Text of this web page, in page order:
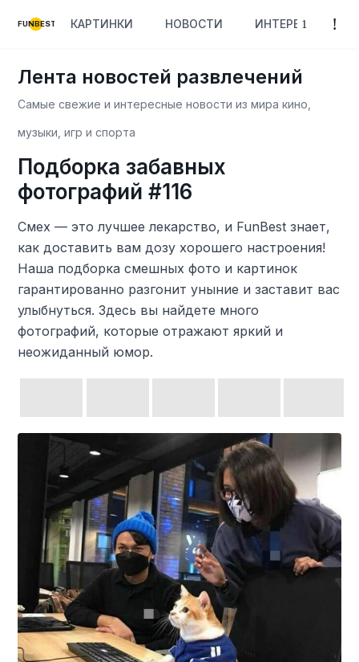
FUNBEST КАРТИНКИ НОВОСТИ ИНТЕРЕСНОЕ
Лента новостей развлечений
Самые свежие и интересные новости из мира кино,
музыки, игр и спорта
Подборка забавных
фотографий #116
Смех — это лучшее лекарство, и FunBest знает,
как доставить вам дозу хорошего настроения!
Наша подборка смешных фото и картинок
гарантированно разгонит уныние и заставит вас
улыбнуться. Здесь вы найдете много
фотографий, которые отражают яркий и
неожиданный юмор.